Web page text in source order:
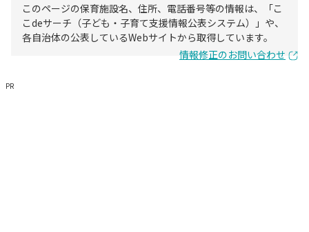
このページの保育施設名、住所、電話番号等の情報は、「こ
こdeサーチ（子ども・子育て支援情報公表システム）」や、
各自治体の公表しているWebサイトから取得しています。
情報修正のお問い合わせ
PR